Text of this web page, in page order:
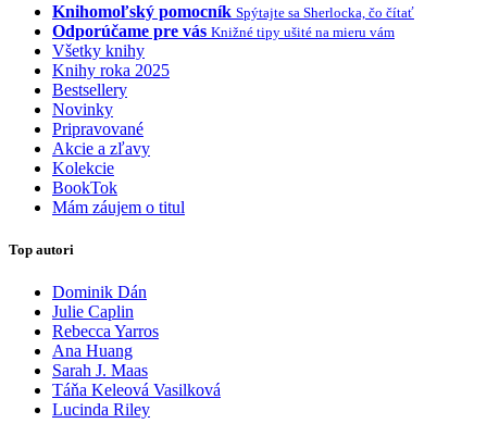
Knihomoľský pomocník Spýtajte sa Sherlocka, čo čítať
Odporúčame pre vás Knižné tipy ušité na mieru vám
Všetky knihy
Knihy roka 2025
Bestsellery
Novinky
Pripravované
Akcie a zľavy
Kolekcie
BookTok
Mám záujem o titul
Top autori
Dominik Dán
Julie Caplin
Rebecca Yarros
Ana Huang
Sarah J. Maas
Táňa Keleová Vasilková
Lucinda Riley